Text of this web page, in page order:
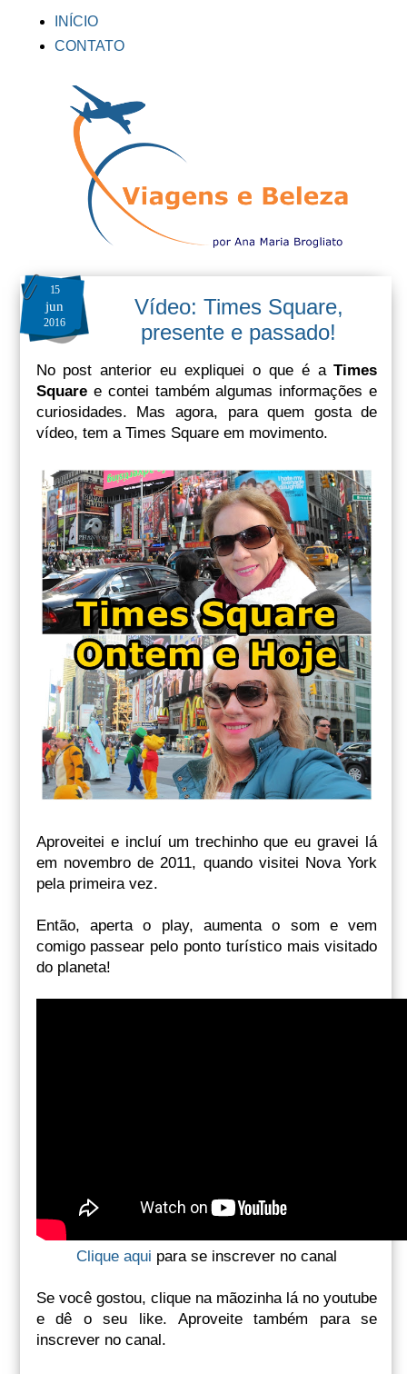
INÍCIO
CONTATO
15
jun
2016
Vídeo: Times Square,
presente e passado!
No post anterior eu expliquei o que é aTimes
Squaree contei também algumas informações e
curiosidades. Mas agora, para quem gosta de
vídeo, tem a Times Square em movimento.
Aproveitei e incluí um trechinho que eu gravei lá
em novembro de 2011, quando visitei Nova York
pela primeira vez.
Então, aperta o play, aumenta o som e vem
comigo passear pelo ponto turístico mais visitado
do planeta!
Clique aqui para se inscrever no canal
Se você gostou, clique na mãozinha lá no youtube
e dê o seu like. Aproveite também para se
inscrever no canal.